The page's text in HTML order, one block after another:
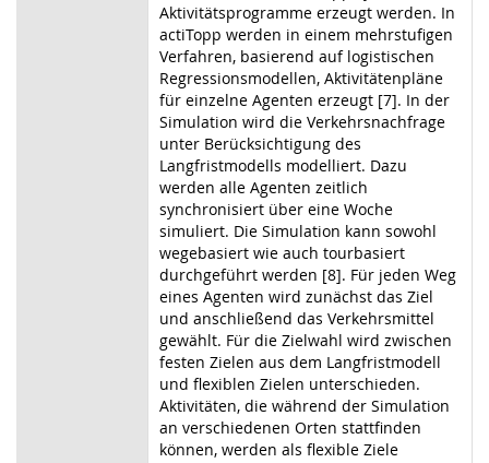
Aktivitätsprogramme erzeugt werden. In
actiTopp werden in einem mehrstufigen
Verfahren, basierend auf logistischen
Regressionsmodellen, Aktivitätenpläne
für einzelne Agenten erzeugt [7]. In der
Simulation wird die Verkehrsnachfrage
unter Berücksichtigung des
Langfristmodells modelliert. Dazu
werden alle Agenten zeitlich
synchronisiert über eine Woche
simuliert. Die Simulation kann sowohl
wegebasiert wie auch tourbasiert
durchgeführt werden [8]. Für jeden Weg
eines Agenten wird zunächst das Ziel
und anschließend das Verkehrsmittel
gewählt. Für die Zielwahl wird zwischen
festen Zielen aus dem Langfristmodell
und flexiblen Zielen unterschieden.
Aktivitäten, die während der Simulation
an verschiedenen Orten stattfinden
können, werden als flexible Ziele